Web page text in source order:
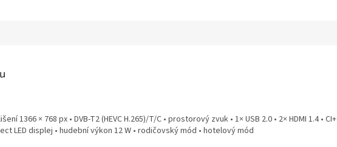
1366 × 768 px • DVB-T2 (HEVC H.265)/T/C • prostorový zvuk • 1× USB 2.0 • 2× HDMI 1.4 • CI+
LED displej • hudební výkon 12 W • rodičovský mód • hotelový mód